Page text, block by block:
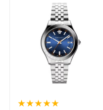
★★★★★